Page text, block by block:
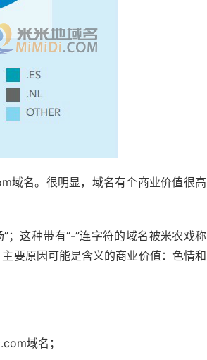
域名。很明显，域名有个商业价值很高
这种带有“-”连字符的域名被米农戏称
要原因可能是含义的商业价值：色情和
域名；